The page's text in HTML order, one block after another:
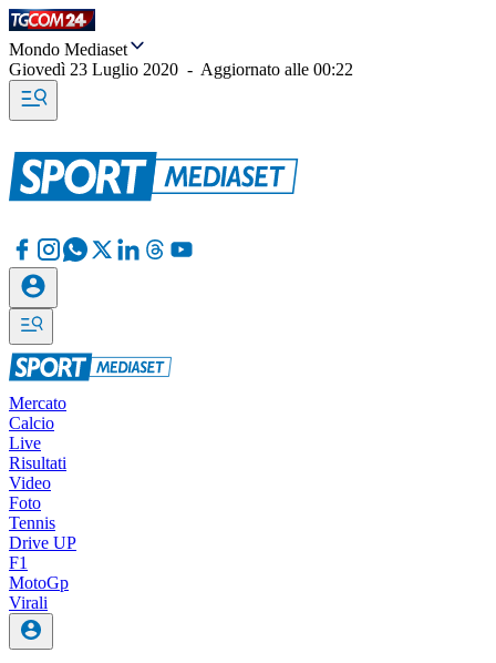
Mondo Mediaset
Giovedì 23 Luglio 2020 - Aggiornato alle 00:22
Mercato
Calcio
Live
Risultati
Video
Foto
Tennis
Drive UP
F1
MotoGp
Virali